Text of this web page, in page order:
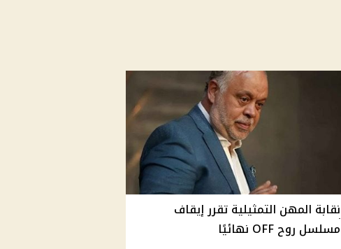
نقابة المهن التمثيلية تقرر إيقاف
مسلسل روح OFF نهائيًا